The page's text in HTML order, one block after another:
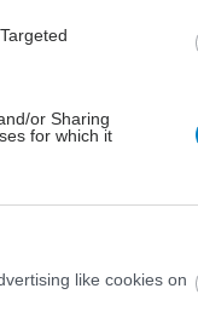
or Sharing
for which it
like cookies on
να εξαλείψει